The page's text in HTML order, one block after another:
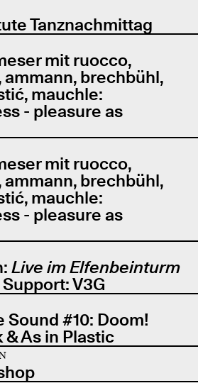
Tanznachmittag
mit ruocco,
brechbühl,
mauchle:
- pleasure as
mit ruocco,
brechbühl,
mauchle:
- pleasure as
Live im Elfenbeinturm
V3G
Sound #10: Doom!
& As in Plastic